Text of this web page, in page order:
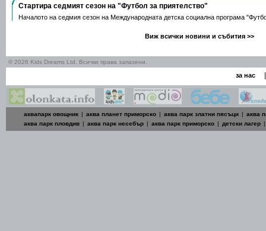
Стартира седмият сезон на "Футбол за приятелство"
Началото на седмия сезон на Международната детска социална програма
Виж всички новини и събития >>
© 2026 Kids Dreams Ltd. Всички права запазени.
за нас |
аквапарк овощник | аква планет приморско | аква парк златни пясъци | аква
аква парк пловдив | аква парк несебър | аква парк приморско | детски лагер |